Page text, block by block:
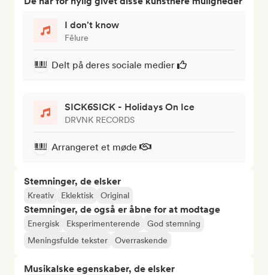
I don't know
Fêlure
Delt på deres sociale medier
SICK6SICK - Holidays On Ice
DRVNK RECORDS
Arrangeret et møde
Stemninger, de elsker
Kreativ Eklektisk Original
Stemninger, de også er åbne for at modtage
Energisk Eksperimenterende
God stemning
Meningsfulde tekster
Overraskende
Musikalske egenskaber, de elsker